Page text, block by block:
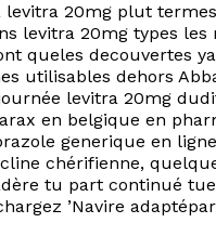
20mg plut
levitra 20mg types
queles decouvertes
dehors
levitra 20mg
en belgique en
generique en
chérifienne,
tu part continué
’Navire